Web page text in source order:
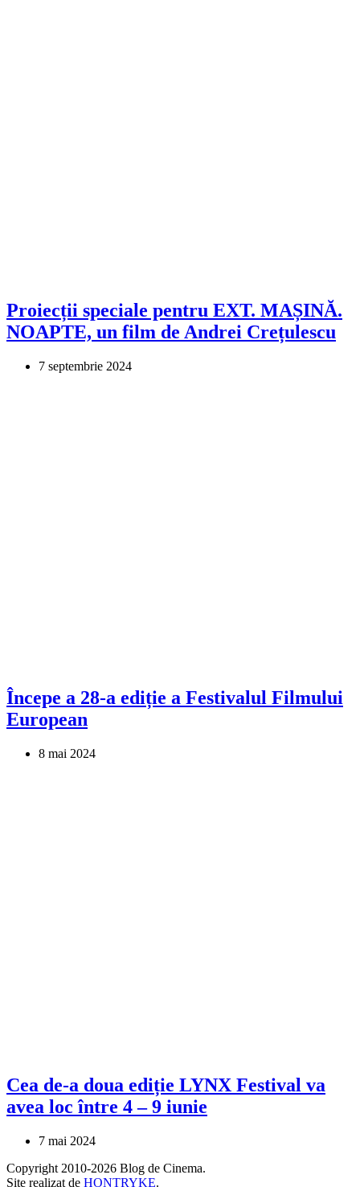
Proiecții speciale pentru EXT. MAȘINĂ.
NOAPTE, un film de Andrei Crețulescu
7 septembrie 2024
Începe a 28-a ediție a Festivalul Filmului
European
8 mai 2024
Cea de-a doua ediție LYNX Festival va
avea loc între 4 – 9 iunie
7 mai 2024
Copyright 2010-2026 Blog de Cinema.
Site realizat de HONTRYKE.